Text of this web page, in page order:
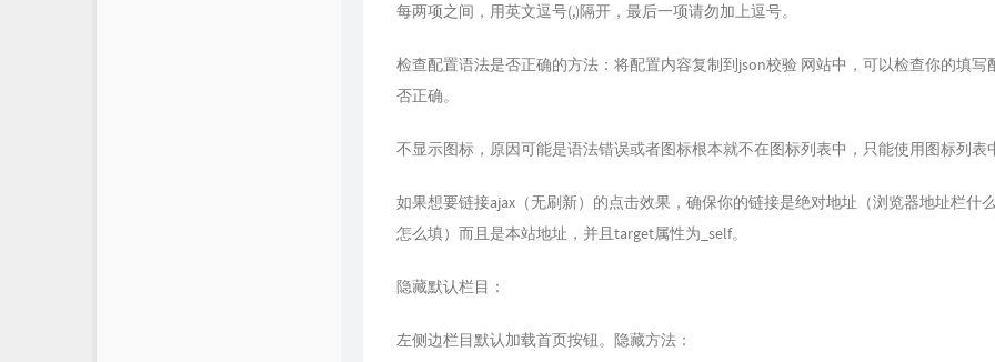
每两项之间，用英文逗号(,)隔开，最后一项请勿加上逗号。
检查配置语法是否正确的方法：将配置内容复制到json校验 网站中，可以检查你的填写
否正确。
不显示图标，原因可能是语法错误或者图标根本就不在图标列表中，只能使用图标列表
如果想要链接ajax（无刷新）的点击效果，确保你的链接是绝对地址（浏览器地址栏什
怎么填）而且是本站地址，并且target属性为_self。
隐藏默认栏目：
左侧边栏目默认加载首页按钮。隐藏方法：